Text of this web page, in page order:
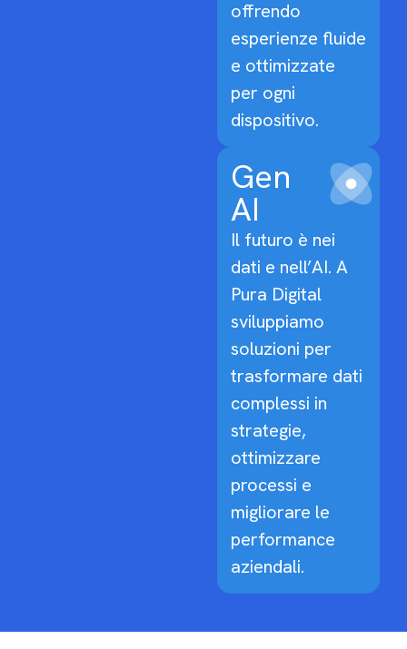
offrendo
esperienze fluide
e ottimizzate
per ogni
dispositivo.
Gen
AI
Il futuro è nei
dati e nell’AI. A
Pura Digital
sviluppiamo
soluzioni per
trasformare dati
complessi in
strategie,
ottimizzare
processi e
migliorare le
performance
aziendali.